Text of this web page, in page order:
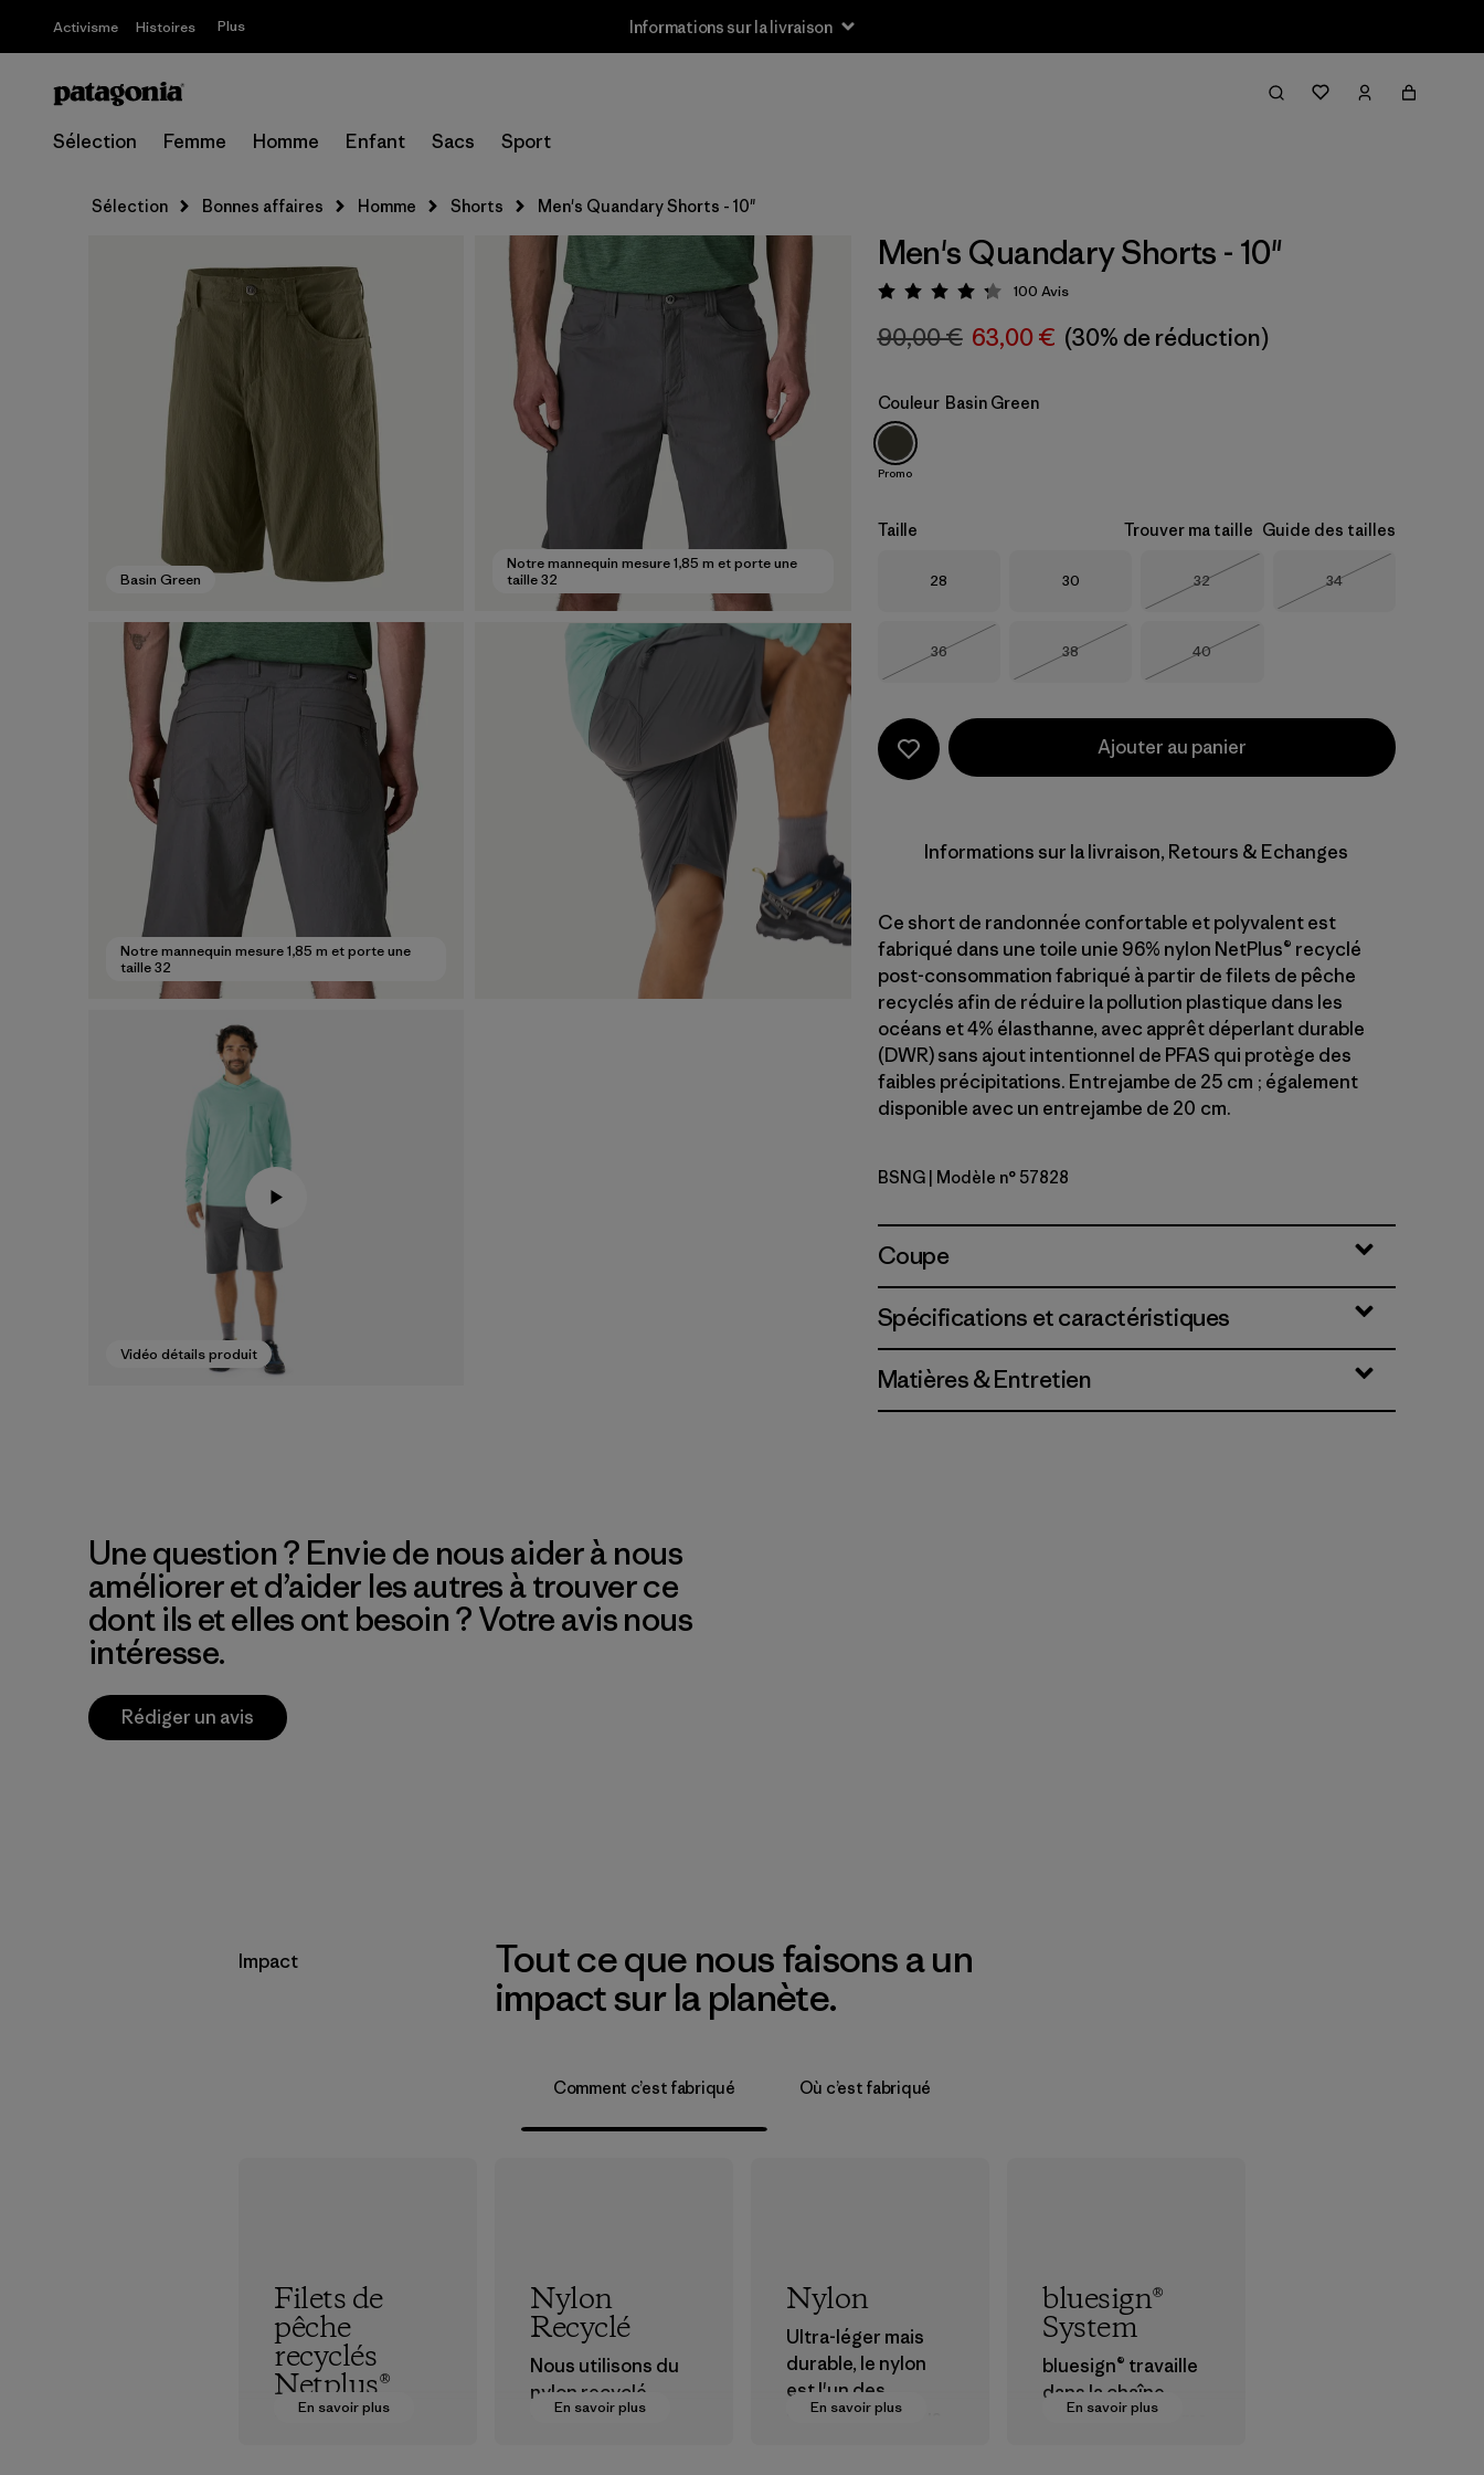
Activisme Histoires Plus Informations sur la livraison
Sélection Femme Homme Enfant Sacs Sport
Sélection Bonnes affaires Homme Shorts Men's Quandary Shorts - 10"
Basin Green
Notre mannequin mesure 1,85 m et porte une
taille 32
Notre mannequin mesure 1,85 m et porte une
taille 32
Vidéo détails produit
Men's Quandary Shorts - 10"
Évaluation: 4.3 / 5
100 Avis
90,00 € 63,00 € (30% de réduction)
Couleur Basin Green
Promo
Taille Trouver ma taille Guide des tailles
Taille
28 Taille
30 Taille
32
Taille
34
Taille
36
Taille
38
Taille
40
Ajouter au panier
Informations sur la livraison, Retours & Echanges
Ce short de randonnée confortable et polyvalent est
fabriqué dans une toile unie 96% nylon NetPlus® recyclé
post-consommation fabriqué à partir de filets de pêche
recyclés afin de réduire la pollution plastique dans les
océans et 4% élasthanne, avec apprêt déperlant durable
(DWR) sans ajout intentionnel de PFAS qui protège des
faibles précipitations. Entrejambe de 25 cm ; également
disponible avec un entrejambe de 20 cm.
Basin Green
BSNG | Modèle n° 57828
Coupe
Spécifications et caractéristiques
Matières & Entretien
Une question ? Envie de nous aider à nous
améliorer et d’aider les autres à trouver ce
dont ils et elles ont besoin ? Votre avis nous
intéresse.
Rédiger un avis
Impact
Tout ce que nous faisons a un
impact sur la planète.
Comment c’est fabriqué Où c’est fabriqué
En savoir plus
Filets de
pêche
recyclés
Netplus®
Le matériau
En savoir plus
Nylon
Recyclé
Nous utilisons du
nylon recyclé
provenant de
En savoir plus
Nylon
Ultra-léger mais
durable, le nylon
est l'un des
matériaux les plus
En savoir plus
bluesign®
System
bluesign® travaille
dans la chaîne
d’approvisionneme